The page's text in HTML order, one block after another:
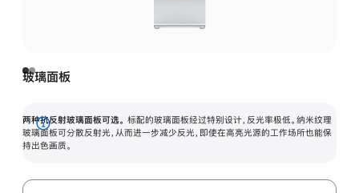
玻璃面板
两种抗反射玻璃面板可选。 标配的玻璃面板经过特别设计，反光率极低。纳米纹理
玻璃面板可分散反射光，从而进一步减少反光，即使在高亮光源的工作场所也能保
持出色画质。
展
开